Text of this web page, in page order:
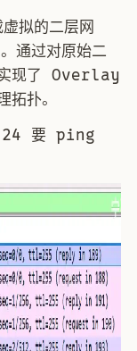
拟的二层网
通过对原始二
实现了 Overlay
扑。
24 要 ping